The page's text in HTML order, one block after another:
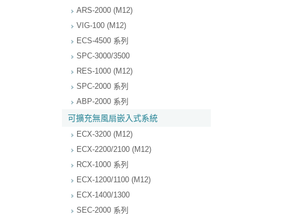
ARS-2000 (M12)
VIG-100 (M12)
ECS-4500 系列
SPC-3000/3500
RES-1000 (M12)
SPC-2000 系列
ABP-2000 系列
可擴充無風扇嵌入式系統
ECX-3200 (M12)
ECX-2200/2100 (M12)
RCX-1000 系列
ECX-1200/1100 (M12)
ECX-1400/1300
SEC-2000 系列